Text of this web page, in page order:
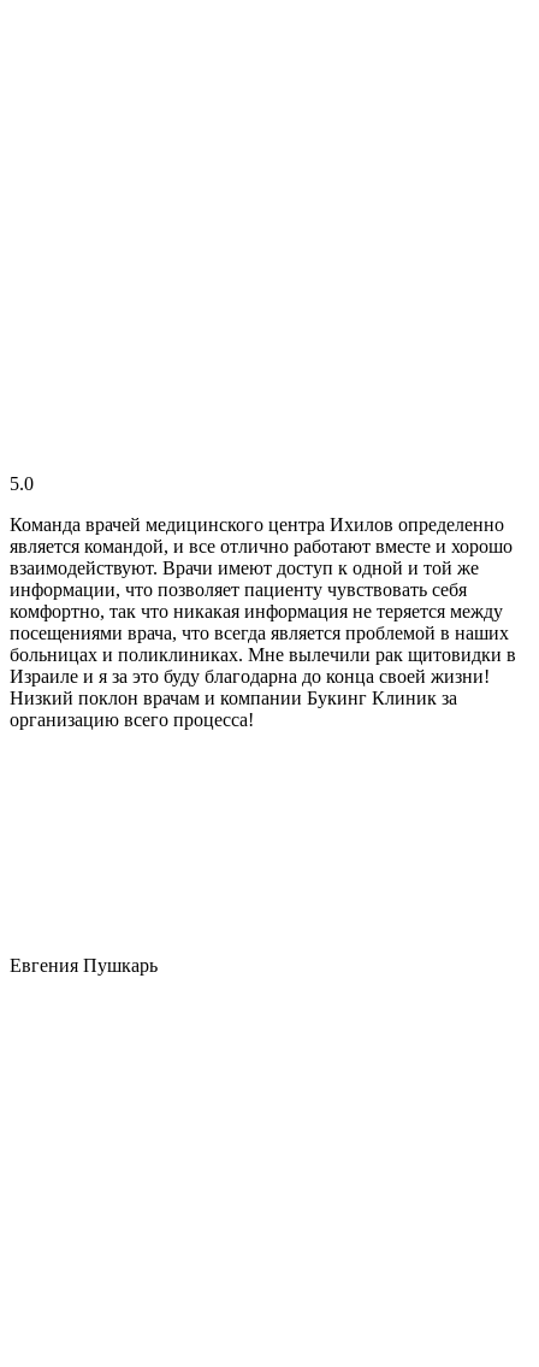
5.0
Команда врачей медицинского центра Ихилов определенно
является командой, и все отлично работают вместе и хорошо
взаимодействуют. Врачи имеют доступ к одной и той же
информации, что позволяет пациенту чувствовать себя
комфортно, так что никакая информация не теряется между
посещениями врача, что всегда является проблемой в наших
больницах и поликлиниках. Мне вылечили рак щитовидки в
Израиле и я за это буду благодарна до конца своей жизни!
Низкий поклон врачам и компании Букинг Клиник за
организацию всего процесса!
Евгения Пушкарь